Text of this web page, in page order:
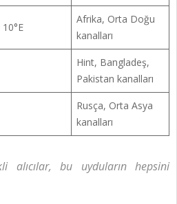
10°E
Afrika, Orta Doğu
kanalları
Hint, Bangladeş,
Pakistan kanalları
Rusça, Orta Asya
kanalları
alıcılar, bu uyduların hepsini